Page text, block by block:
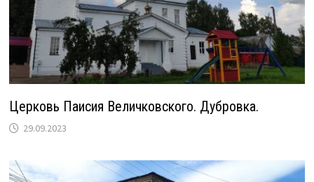
Церковь Паисия Величковского. Дубровка.
29.09.2023